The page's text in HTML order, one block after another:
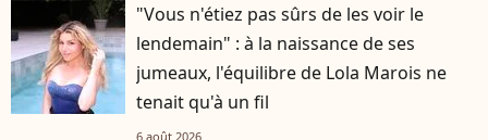
"Vous n'étiez pas sûrs de les voir le
lendemain" : à la naissance de ses
jumeaux, l'équilibre de Lola Marois ne
tenait qu'à un fil
6 août 2026